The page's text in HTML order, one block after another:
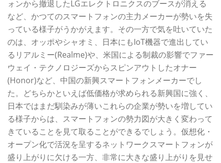
ォンから撤退したLGエレクトロニクスのブースが消える
など、かつてのスマートフォンの主力メーカーが勢いを失
っている様子がうかがえます。その一方で気を吐いていた
のは、オッポやシャオミ、日本にもIoT機器で進出してい
るリアルミー(Realme)や、米国による制裁の影響でファー
ウェイ・テクノロジーズからスピンアウトしたオナー
(Honor)など、中国の新興スマートフォンメーカーでし
た。どちらかといえば低価格が求められる新興国に強く、
日本ではまだ馴染みが薄いこれらの企業が勢いを増してい
る様子からは、スマートフォンの勢力図が大きく変わって
きていることを見て取ることができるでしょう。仮想化・
オープン化で活況を呈するネットワークスマートフォンが
盛り上がりに欠ける一方、非常に大きな盛り上がりを見せ